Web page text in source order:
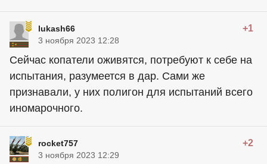
lukash66 +1
3 ноября 2023 12:28
Сейчас копатели оживятся, потребуют к себе на
испытания, разумеется в дар. Сами же
признавали, у них полигон для испытаний всего
иномарочного.
rocket757 +2
3 ноября 2023 12:29